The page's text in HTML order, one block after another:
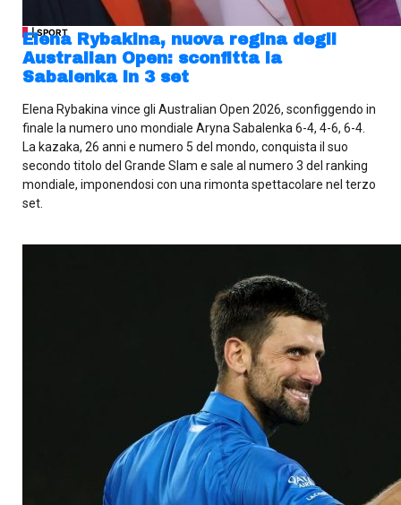
| SPORT
Elena Rybakina, nuova regina degli
Australian Open: sconfitta la
Sabalenka in 3 set
Elena Rybakina vince gli Australian Open 2026, sconfiggendo in
finale la numero uno mondiale Aryna Sabalenka 6-4, 4-6, 6-4.
La kazaka, 26 anni e numero 5 del mondo, conquista il suo
secondo titolo del Grande Slam e sale al numero 3 del ranking
mondiale, imponendosi con una rimonta spettacolare nel terzo
set.